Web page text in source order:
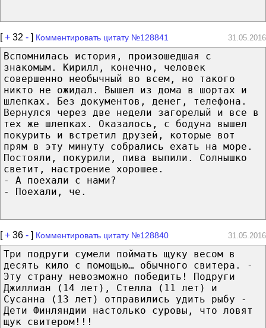
[+ 32 - ] Комментировать цитату №128841 31.05.2016
Вспомнилась история, произошедшая с
знакомым. Кирилл, конечно, человек
совершенно необычный во всем, но такого
никто не ожидал. Вышел из дома в шортах и
шлепках. Без документов, денег, телефона.
Вернулся через две недели загорелый и все в
тех же шлепках. Оказалось, с бодуна вышел
покурить и встретил друзей, которые вот
прям в эту минуту собрались ехать на море.
Постояли, покурили, пива выпили. Солнышко
светит, настроение хорошее.
- А поехали с нами?
- Поехали, че.
[+ 36 - ] Комментировать цитату №128840 31.05.2016
Три подруги сумели поймать щуку весом в
десять кило с помощью… обычного свитера. -
Эту страну невозможно победить! Подруги
Джиллиан (14 лет), Стелла (11 лет) и
Сусанна (13 лет) отправились удить рыбу -
Дети Финляндии настолько суровы, что ловят
щук свитером!!!